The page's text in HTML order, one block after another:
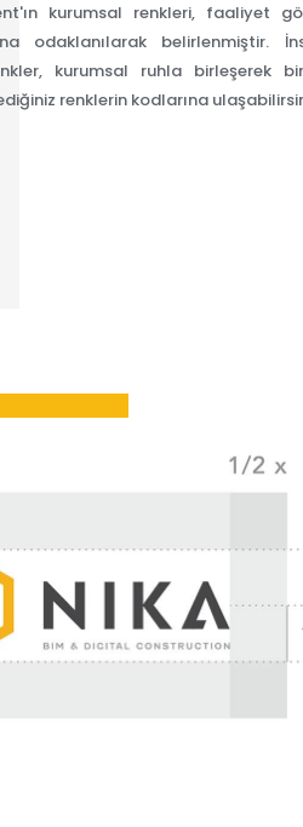
kurumsal renkleri, faaliyet
odaklanılarak belirlenmiştir.
kurumsal ruhla birleşerek
renklerin kodlarına